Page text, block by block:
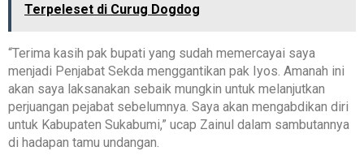
Terpeleset di Curug Dogdog
“Terima kasih pak bupati yang sudah memercayai saya
menjadi Penjabat Sekda menggantikan pak Iyos. Amanah ini
akan saya laksanakan sebaik mungkin untuk melanjutkan
perjuangan pejabat sebelumnya. Saya akan mengabdikan diri
untuk Kabupaten Sukabumi,” ucap Zainul dalam sambutannya
di hadapan tamu undangan.